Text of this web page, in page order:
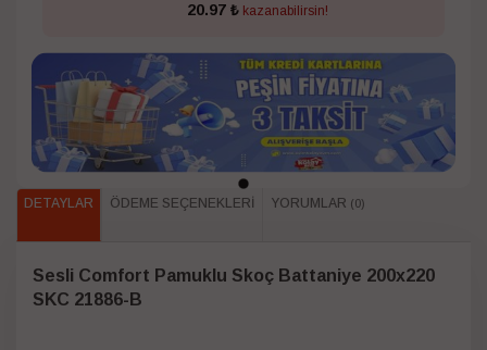
20.97 ₺kazanabilirsin!
DETAYLAR ÖDEME SEÇENEKLERI YORUMLAR (0)
Sesli Comfort Pamuklu Skoç Battaniye 200x220
SKC 21886-B